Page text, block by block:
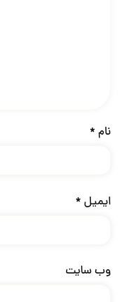
نام*
ایمیل*
وب‌ سایت